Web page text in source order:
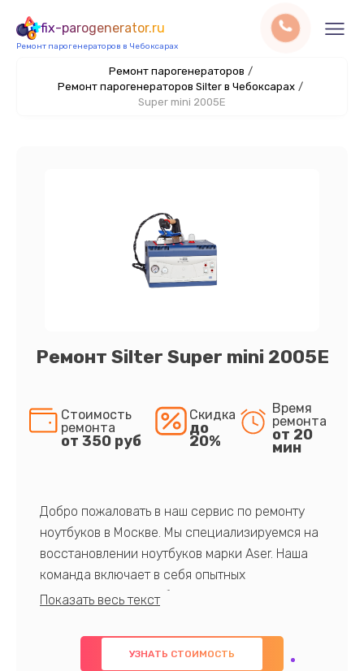
fix-parogenerator.ru
Ремонт парогенераторов в Чебоксарах
Ремонт парогенераторов /
Ремонт парогенераторов Silter в Чебоксарах /
Super mini 2005Е
Ремонт Silter Super mini 2005Е
Стоимость
ремонта
от 350 руб
Скидка
до
20%
Время
ремонта
от 20
мин
Добро пожаловать в наш сервис по ремонту
ноутбуков в Москве. Мы специализируемся на
восстановлении ноутбуков марки Aser. Наша
команда включает в себя опытных
профессионалов с обширными знаниями и
предлагаем быстрый и качественный ремонт с
использованием оригинальных компонентов, а
УЗНАТЬ СТОИМОСТЬ